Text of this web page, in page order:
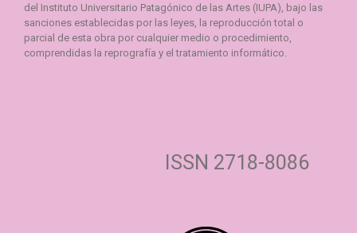
del Instituto Universitario Patagónico de las Artes (IUPA), bajo las
sanciones establecidas por las leyes, la reproducción total o
parcial de esta obra por cualquier medio o procedimiento,
comprendidas la reprografía y el tratamiento informático.
ISSN 2718-8086